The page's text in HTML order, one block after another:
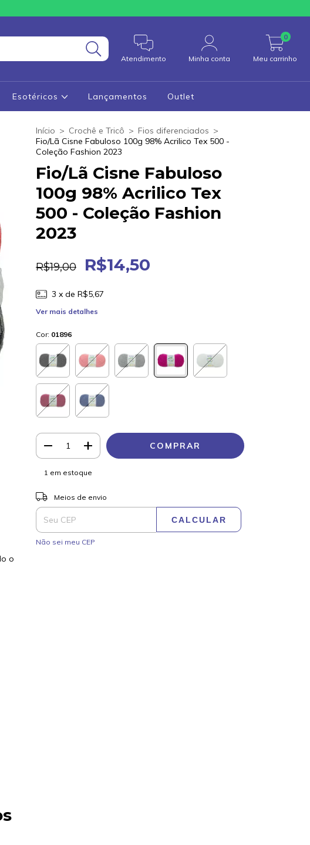
Atendimento Minha conta Meu carrinho
0
Esotéricos Lançamentos Outlet
o
Início > Crochê e Tricô > Fios diferenciados >
Fio/Lã Cisne Fabuloso 100g 98% Acrilico Tex 500 -
Coleção Fashion 2023
Fio/Lã Cisne Fabuloso
100g 98% Acrilico Tex
500 - Coleção Fashion
2023
R$19,00 R$14,50
3 x de R$5,67
Ver mais detalhes
Cor: 01896
1 em estoque
Entregas para o CEP:
Meios de envio
CALCULAR
Não sei meu CEP